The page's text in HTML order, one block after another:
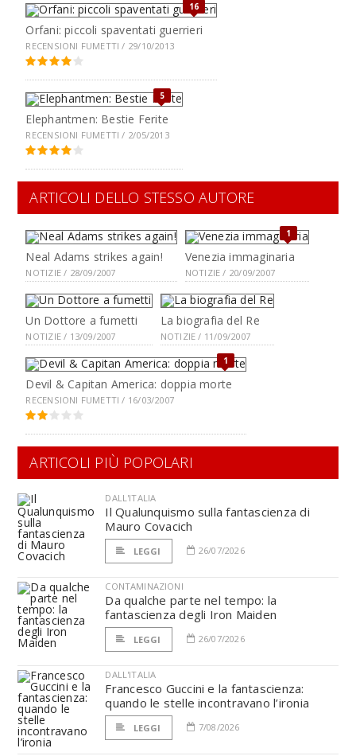
16
Orfani: piccoli spaventati guerrieri
RECENSIONI FUMETTI / 29/10/2013
5
Elephantmen: Bestie Ferite
RECENSIONI FUMETTI / 2/05/2013
ARTICOLI DELLO STESSO AUTORE
Neal Adams strikes again!
NOTIZIE / 28/09/2007
1
Venezia immaginaria
NOTIZIE / 20/09/2007
Un Dottore a fumetti
NOTIZIE / 13/09/2007
La biografia del Re
NOTIZIE / 11/09/2007
1
Devil & Capitan America: doppia morte
RECENSIONI FUMETTI / 16/03/2007
ARTICOLI PIÙ POPOLARI
DALL'ITALIA
Il Qualunquismo sulla fantascienza di
Mauro Covacich
LEGGI 26/07/2026
CONTAMINAZIONI
Da qualche parte nel tempo: la
fantascienza degli Iron Maiden
LEGGI 26/07/2026
DALL'ITALIA
Francesco Guccini e la fantascienza:
quando le stelle incontravano l’ironia
LEGGI 7/08/2026